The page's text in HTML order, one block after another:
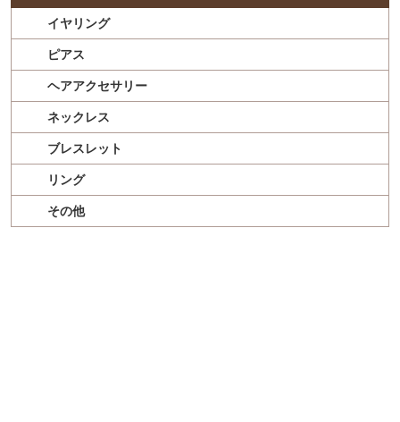
イヤリング
ピアス
ヘアアクセサリー
ネックレス
ブレスレット
リング
その他